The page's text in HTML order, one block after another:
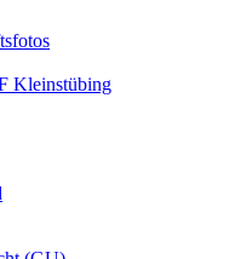
Kleinstübing